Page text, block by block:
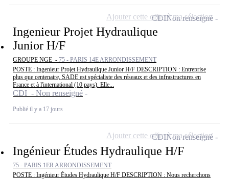
Ingenieur Projet Hydraulique
Junior H/F
GROUPE NGE - 75 - PARIS 14E ARRONDISSEMENT
POSTE : Ingenieur Projet Hydraulique Junior H/F DESCRIPTION : Entreprise
plus que centenaire, SADE est spécialiste des réseaux et des infrastructures en
France et à l'international (10 pays). Elle...
CDI - Non renseigné
Publié il y a 17 jours
CDINon renseigné
Ajouter cette offre à ma sélection
Ingénieur Études Hydraulique H/F
75 - PARIS 1ER ARRONDISSEMENT
POSTE : Ingénieur Études Hydraulique H/F DESCRIPTION : Nous recherchons
CDINon renseigné
Ajouter cette offre à ma sélection